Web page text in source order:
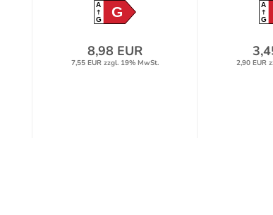
A
GG
8,98 EUR
7,55 EUR zzgl. 19% MwSt.
A
G
2,90 EUR